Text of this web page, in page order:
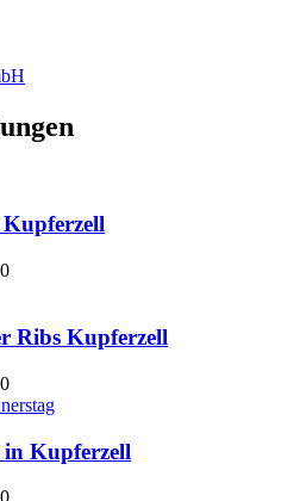
Ribs Kupferzell
Kupferzell